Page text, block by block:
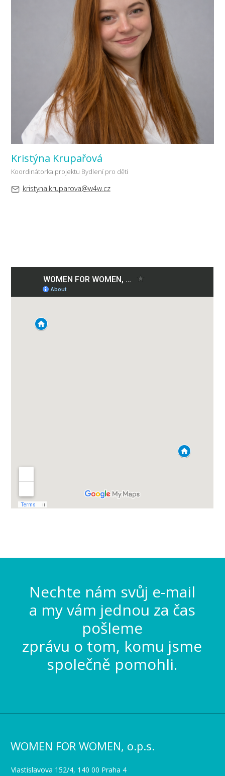
Kristýna Krupařová
Koordinátorka projektu Bydlení pro děti
kristyna.kruparova@w4w.cz
Nechte nám svůj e-mail
a my vám jednou za čas
pošleme
zprávu o tom, komu jsme
společně pomohli.
WOMEN FOR WOMEN, o.p.s.
Vlastislavova 152/4, 140 00 Praha 4